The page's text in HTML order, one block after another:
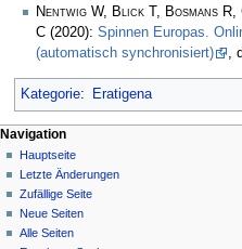
Nentwig W, Blick T, Bosmans
C (2020): Spinnen Europas.
(automatisch synchronisiert)
,
Kategorie: Eratigena
Navigation
Hauptseite
Letzte Änderungen
Zufällige Seite
Neue Seiten
Alle Seiten